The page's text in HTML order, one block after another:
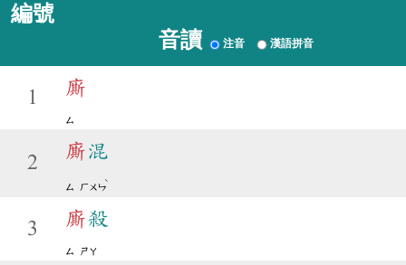
編號
音讀 注音 漢語拼音
1 廝
ㄙ
2
廝混
ㄙ ㄏㄨㄣ
ˋ
3 廝殺
ㄙ ㄕㄚ